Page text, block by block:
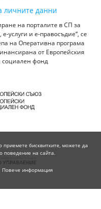
личните данни
на порталите в СП за
услуги и е-правосъдие“, се
на Оперативна програма
от Европейския
социален фонд
приемете бисквитките, можете да
поведение на сайта.
Повече информация